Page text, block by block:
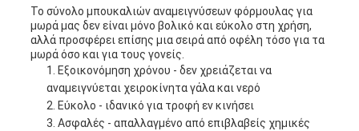
Το σύνολο μπουκαλιών αναμειγνύσεων φόρμουλας για
μωρά μας δεν είναι μόνο βολικό και εύκολο στη χρήση,
αλλά προσφέρει επίσης μια σειρά από οφέλη τόσο για τα
μωρά όσο και για τους γονείς.
Εξοικονόμηση χρόνου - δεν χρειάζεται να
αναμειγνύεται χειροκίνητα γάλα και νερό
Εύκολο - ιδανικό για τροφή εν κινήσει
Ασφαλές - απαλλαγμένο από επιβλαβείς χημικές